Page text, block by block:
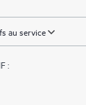
au service
: